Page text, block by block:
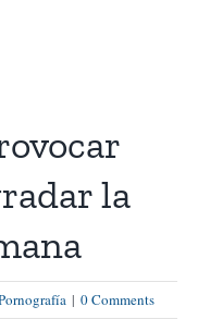
la
| 0 Comments